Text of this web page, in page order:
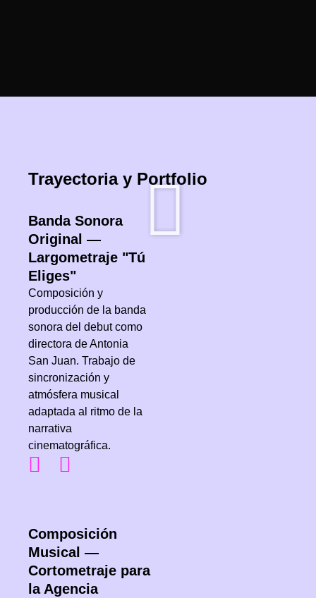
Trayectoria y Portfolio
Banda Sonora
Original —
Largometraje "Tú
Eliges"
Composición y
producción de la banda
sonora del debut como
directora de Antonia
San Juan. Trabajo de
sincronización y
atmósfera musical
adaptada al ritmo de la
narrativa
cinematográfica.
Composición
Musical —
Cortometraje para
la Agencia